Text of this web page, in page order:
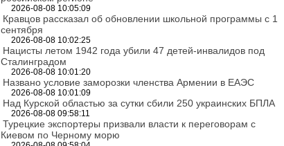
2026-08-08 10:05:09
Кравцов рассказал об обновлении школьной программы с 1
сентября
2026-08-08 10:02:25
Нацисты летом 1942 года убили 47 детей-инвалидов под
Сталинградом
2026-08-08 10:01:20
Названо условие заморозки членства Армении в ЕАЭС
2026-08-08 10:01:09
Над Курской областью за сутки сбили 250 украинских БПЛА
2026-08-08 09:58:11
Турецкие экспортеры призвали власти к переговорам с
Киевом по Черному морю